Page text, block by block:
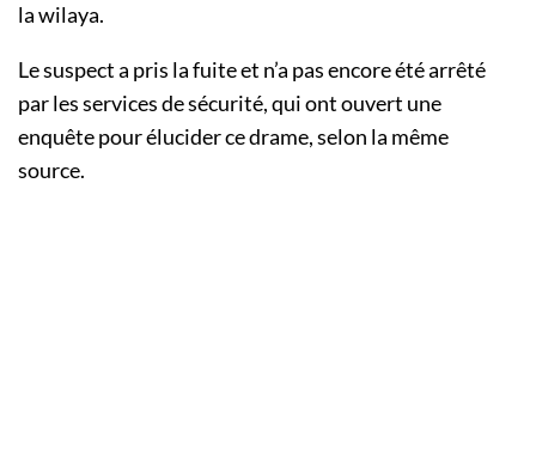
la wilaya.
Le suspect a pris la fuite et n’a pas encore été arrêté
par les services de sécurité, qui ont ouvert une
enquête pour élucider ce drame, selon la même
source.